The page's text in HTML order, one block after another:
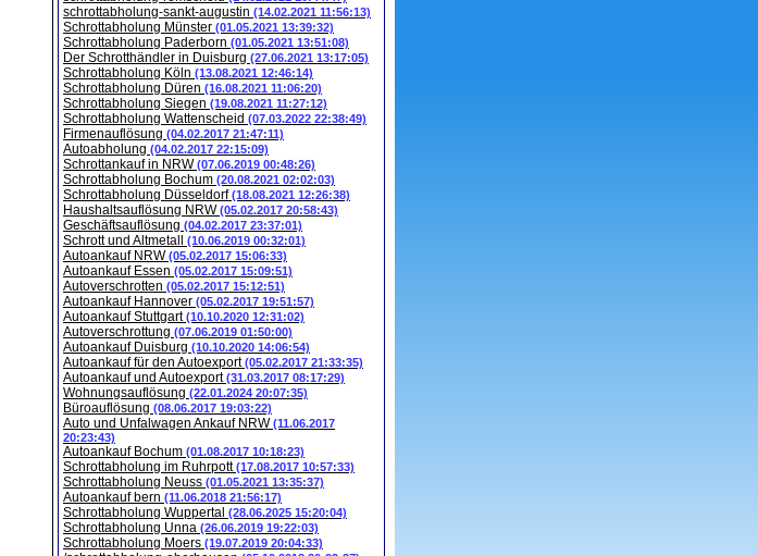
schrottabholung-sankt-augustin (14.02.2021 11:56:13)
Schrottabholung Münster (01.05.2021 13:39:32)
Schrottabholung Paderborn (01.05.2021 13:51:08)
Der Schrotthändler in Duisburg (27.06.2021 13:17:05)
Schrottabholung Köln (13.08.2021 12:46:14)
Schrottabholung Düren (16.08.2021 11:06:20)
Schrottabholung Siegen (19.08.2021 11:27:12)
Schrottabholung Wattenscheid (07.03.2022 22:38:49)
Firmenauflösung (04.02.2017 21:47:11)
Autoabholung (04.02.2017 22:15:09)
Schrottankauf in NRW(07.06.2019 00:48:26)
Schrottabholung Bochum (20.08.2021 02:02:03)
Schrottabholung Düsseldorf(18.08.2021 12:26:38)
Haushaltsauflösung NRW(05.02.2017 20:58:43)
Geschäftsauflösung (04.02.2017 23:37:01)
Schrott und Altmetall (10.06.2019 00:32:01)
Autoankauf NRW(05.02.2017 15:06:33)
Autoankauf Essen (05.02.2017 15:09:51)
Autoverschrotten (05.02.2017 15:12:51)
Autoankauf Hannover (05.02.2017 19:51:57)
Autoankauf Stuttgart(10.10.2020 12:31:02)
Autoverschrottung (07.06.2019 01:50:00)
Autoankauf Duisburg (10.10.2020 14:06:54)
Autoankauf für den Autoexport(05.02.2017 21:33:35)
Autoankauf und Autoexport(31.03.2017 08:17:29)
Wohnungsauflösung (22.01.2024 20:07:35)
Büroauflösung (08.06.2017 19:03:22)
Auto und Unfalwagen Ankauf NRW(11.06.2017
20:23:43)
Autoankauf Bochum (01.08.2017 10:18:23)
Schrottabholung im Ruhrpott(17.08.2017 10:57:33)
Schrottabholung Neuss (01.05.2021 13:35:37)
Autoankauf bern (11.06.2018 21:56:17)
Schrottabholung Wuppertal (28.06.2025 15:20:04)
Schrottabholung Unna (26.06.2019 19:22:03)
Schrottabholung Moers (19.07.2019 20:04:33)